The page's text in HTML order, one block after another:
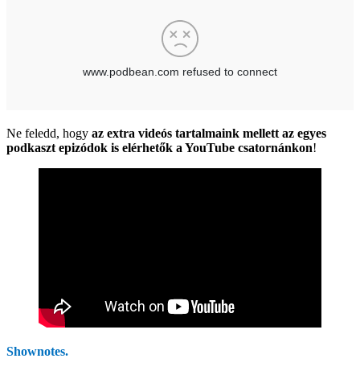
Ne feledd, hogy az extra videós tartalmaink mellett az egyes
podkaszt epizódok is elérhetők a YouTube csatornánkon!
Shownotes.